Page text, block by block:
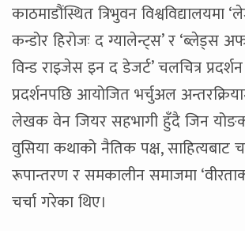
काठमाडौंस्थित त्रिभुवन
कन्डोर हिरोजः द ग्यालेन्ट्स’ र ‘ब्लेड्स
विन्ड राइजेस इन द डेजर्ट’ चलचित्र
प्रदर्शनपछि आयोजित भर्चुअल
लेखक वेन जियर सहभागी हुँदै जिन
वुसिया कथाको नैतिक पक्ष, साहित्यबाट
रूपान्तरण र समकालीन समाजमा
चर्चा गरेका थिए।